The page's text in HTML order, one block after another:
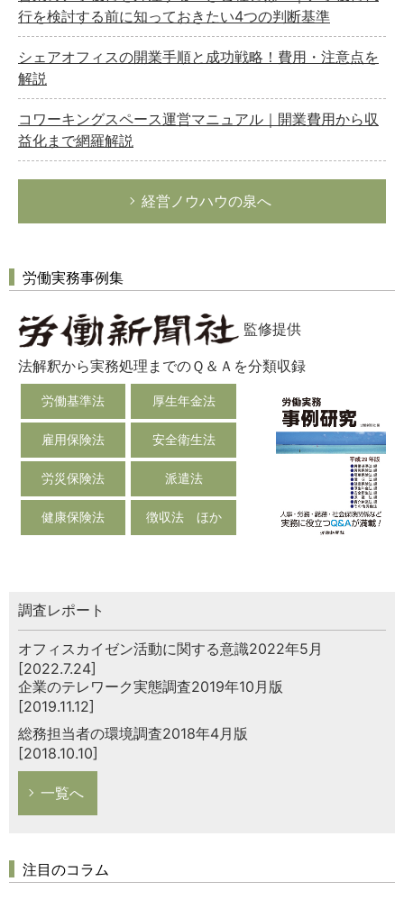
行を検討する前に知っておきたい4つの判断基準
シェアオフィスの開業手順と成功戦略！費用・注意点を
解説
コワーキングスペース運営マニュアル｜開業費用から収
益化まで網羅解説
経営ノウハウの泉へ
労働実務事例集
監修提供
法解釈から実務処理までのＱ＆Ａを分類収録
労働基準法 厚生年金法
雇用保険法 安全衛生法
労災保険法 派遣法
健康保険法 徴収法 ほか
調査レポート
オフィスカイゼン活動に関する意識2022年5月
[2022.7.24]
企業のテレワーク実態調査2019年10月版
[2019.11.12]
総務担当者の環境調査2018年4月版
[2018.10.10]
一覧へ
注目のコラム